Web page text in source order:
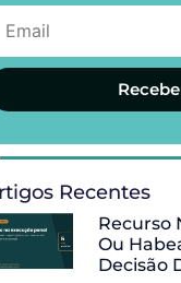
Recentes
Recurso
Ou
Decisão